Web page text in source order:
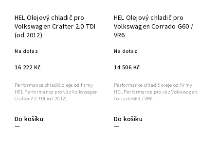
HEL Olejový chladič pro
Volkswagen Crafter 2.0 TDI
(od 2012)
Na dotaz
16 222 Kč
Do košíku
Performance chladič oleje od firmy
HEL Performance pro vůz Volkswagen
Crafter 2.0 TDI (od 2012)
HEL Olejový chladič pro
Volkswagen Corrado G60 /
VR6
Na dotaz
14 506 Kč
Do košíku
Performance chladič oleje od firmy
HEL Performance pro vůz Volkswagen
Corrado G60 / VR6